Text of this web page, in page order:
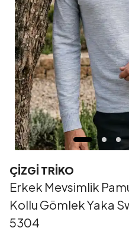
ÇİZGİ TRİKO
Erkek Mevsimlik
Kollu Gömlek Yaka
5304